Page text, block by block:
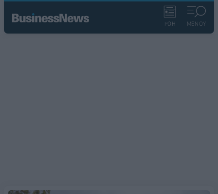
ΡΟΗ ΜΕΝΟΥ